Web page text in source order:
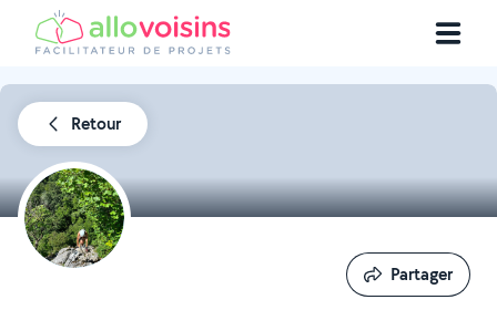
Retour
Partager
Partager